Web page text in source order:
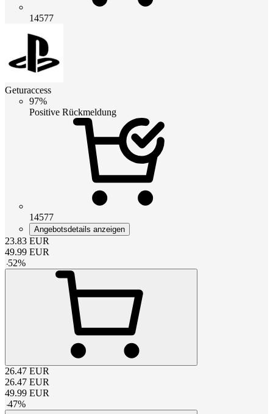
14577
Geturaccess
97%
Positive Rückmeldung
14577
Angebotsdetails anzeigen
23.83 EUR
49.99 EUR
-52%
26.47 EUR
26.47 EUR
49.99 EUR
-47%